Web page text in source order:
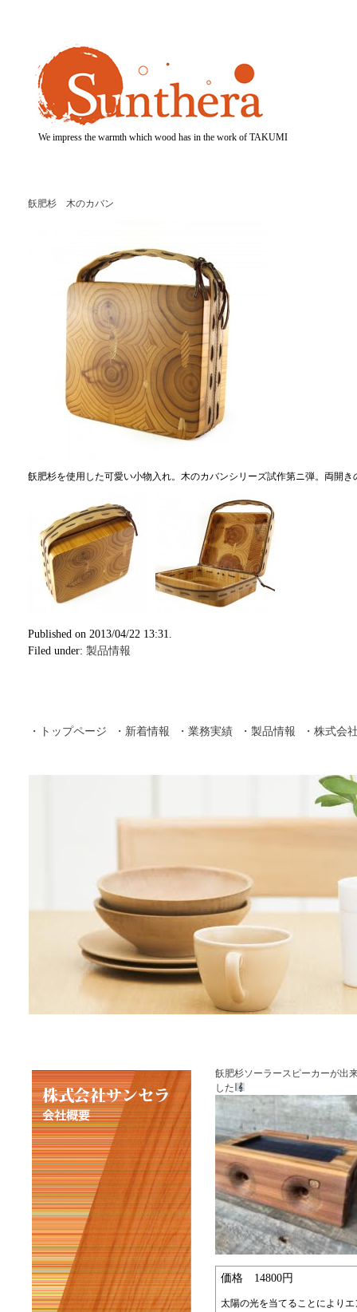
We impress the warmth which wood has in the work of TAKUMI
飫肥杉 木のカバン
飫肥杉を使用した可愛い小物入れ。木のカバンシリーズ試作第ニ弾。 両開き
Published on 2013/04/22 13:31.
Filed under: 製品情報
・トップページ ・新着情報 ・業務実績 ・製品情報 ・株式会
飫肥杉ソーラースピーカーが出
した
価格 14800円
太陽の光を当てることにより